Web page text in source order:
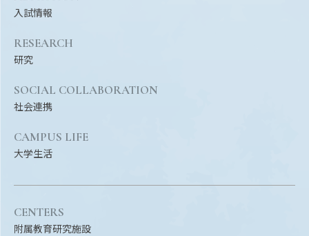
入試情報
RESEARCH
研究
SOCIAL COLLABORATION
社会連携
CAMPUS LIFE
大学生活
CENTERS
附属教育研究施設